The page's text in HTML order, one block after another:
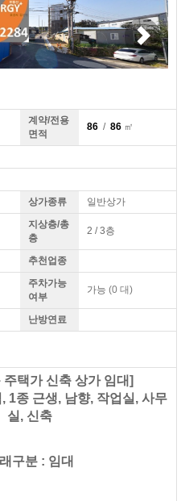
계약/전용
면적
86 / 86 ㎡
상가종류
일반상가
지상층/총
층
2 / 3층
추천업종
주차가능
여부
가능 (0 대)
난방연료
주택가 신축 상가 임대]
1종 근생, 남향, 작업실, 사무
실, 신축
구분 : 임대